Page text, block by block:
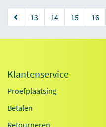
13 14 15 16
Klantenservice
Proefplaatsing
Betalen
Retourneren